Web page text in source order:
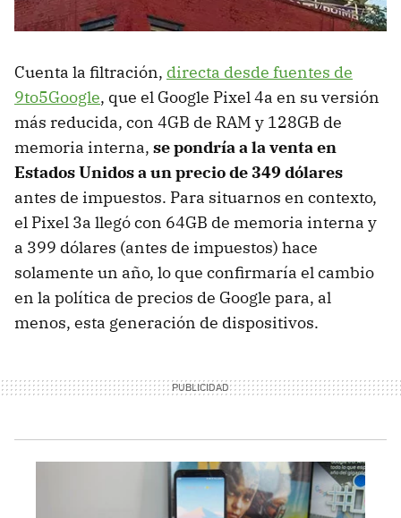
Cuenta la filtración, directa desde fuentes de
9to5Google, que el Google Pixel 4a en su versión
más reducida, con 4GB de RAM y 128GB de
memoria interna, se pondría a la venta en
Estados Unidos a un precio de 349 dólares
antes de impuestos. Para situarnos en contexto,
el Pixel 3a llegó con 64GB de memoria interna y
a 399 dólares (antes de impuestos) hace
solamente un año, lo que confirmaría el cambio
en la política de precios de Google para, al
menos, esta generación de dispositivos.